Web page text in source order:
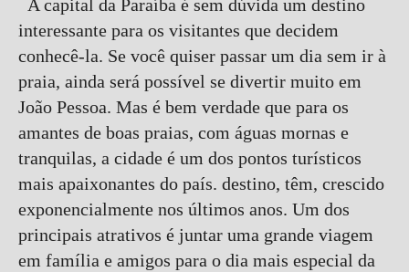
A capital da Paraíba é sem dúvida um destino
interessante para os visitantes que decidem
conhecê-la. Se você quiser passar um dia sem ir à
praia, ainda será possível se divertir muito em
João Pessoa. Mas é bem verdade que para os
amantes de boas praias, com águas mornas e
tranquilas, a cidade é um dos pontos turísticos
mais apaixonantes do país. destino, têm, crescido
exponencialmente nos últimos anos. Um dos
principais atrativos é juntar uma grande viagem
em família e amigos para o dia mais especial da